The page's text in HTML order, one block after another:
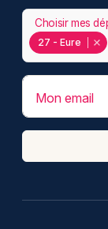
27 - Eure
Choisir mes
Mon email